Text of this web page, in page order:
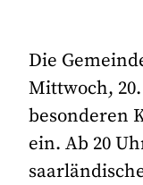
Die
Mittwoch,
besonderen
ein. Ab 20